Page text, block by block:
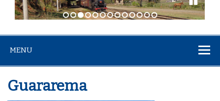
1 2 3 4 5 6 7 8 910111213
MENU
Guararema